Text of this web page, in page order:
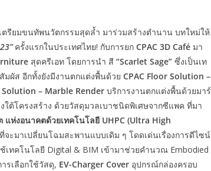
ตรียมขนทัพนวัตกรรมสุดล้ำ มาร่วมสร้างตำนาน บทใหม่ให้
ครั้งแรกในประเทศไทย! กับการยก CPAC 3D Café มา
สุดครีเอท โดยการนำ สี “Scarlet Sage” ซึ่งเป็นเท
มผัส อีกทั้งยังมีงานตกแต่งพื้นด้วย CPAC Floor Solution –
Solution – Marble Render บริการงานตกแต่งพื้นด้วยมาร์
ใต้โครงสร้าง ด้วยวัสดุมวลเบาชนิดพิเศษจากซีแพค ที่มา
แห่งอนาคตด้วยเทคโนโลยี UHPC (Ultra High
ที่จะมาเปลี่ยนโฉมสะพานแบบเดิม ๆ โดดเด่นเรื่องการดีไซน์
เทคโนโลยี Digital & BIM เข้ามาช่วยคำนวณ Embodied
รเลือกใช้วัสดุ, EV-Charger Cover อุปกรณ์กล่องครอบ